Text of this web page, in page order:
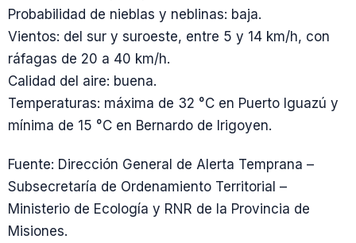
Probabilidad de nieblas y neblinas: baja.
Vientos: del sur y suroeste, entre 5 y 14 km/h, con
ráfagas de 20 a 40 km/h.
Calidad del aire: buena.
Temperaturas: máxima de 32 °C en Puerto Iguazú y
mínima de 15 °C en Bernardo de Irigoyen.
Fuente: Dirección General de Alerta Temprana –
Subsecretaría de Ordenamiento Territorial –
Ministerio de Ecología y RNR de la Provincia de
Misiones.